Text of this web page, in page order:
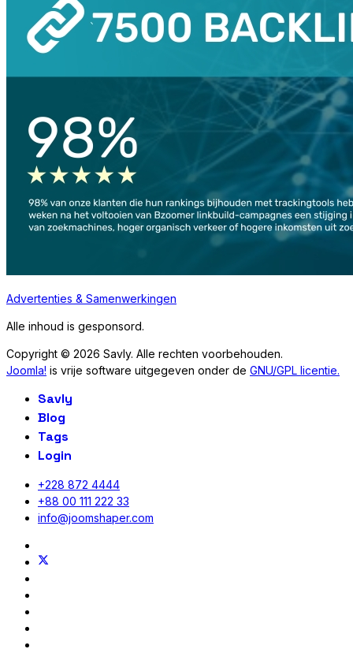
Advertenties & Samenwerkingen
Alle inhoud is gesponsord.
Copyright © 2026 Savly. Alle rechten voorbehouden.
Joomla! is vrije software uitgegeven onder de GNU/GPL licentie.
Savly
Blog
Tags
Login
+228 872 4444
+88 00 111 222 33
info@joomshaper.com